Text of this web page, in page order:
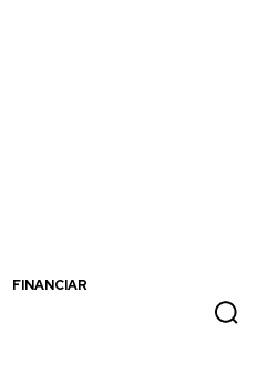
FINANCIAR